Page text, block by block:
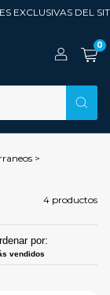
EXCLUSIVAS DEL
0
>
4 productos
por:
vendidos